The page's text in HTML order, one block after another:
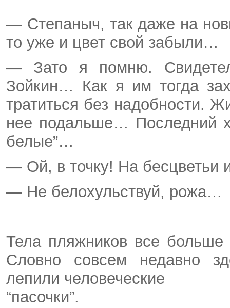
— Степаныч, так даже на
то уже и цвет свой забыли…
— Зато я помню.
Зойкин… Как я им тогда
тратиться без надобности.
нее подальше… Последний
белые”…
— Ой, в точку! На
— Не белохульствуй, рожа…
Тела пляжников все
Словно совсем недавно
лепили человеческие
“пасочки”.